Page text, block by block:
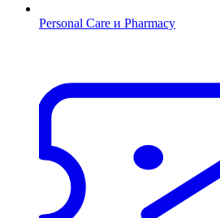
Personal Care и Pharmacy